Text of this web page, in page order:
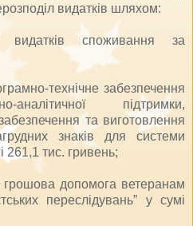
видатків шляхом:
споживання за
технічне забезпечення
аналітичної підтримки,
та виготовлення
знаків для системи
261,1 тис. гривень;
допомога ветеранам
переслідувань” у сумі